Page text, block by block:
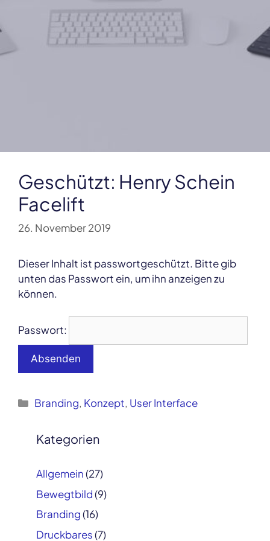
Geschützt: Henry Schein
Facelift
26. November 2019
Dieser Inhalt ist passwortgeschützt. Bitte gib
unten das Passwort ein, um ihn anzeigen zu
können.
Passwort:
Kategorien
Branding, Konzept, User Interface
navigation
Kategorien
Allgemein(27)
Bewegtbild(9)
Branding(16)
Druckbares(7)